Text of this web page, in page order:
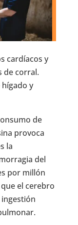
cardíacos y
de corral.
y
de
provoca
la
del
por millón
el cerebro
ingestión